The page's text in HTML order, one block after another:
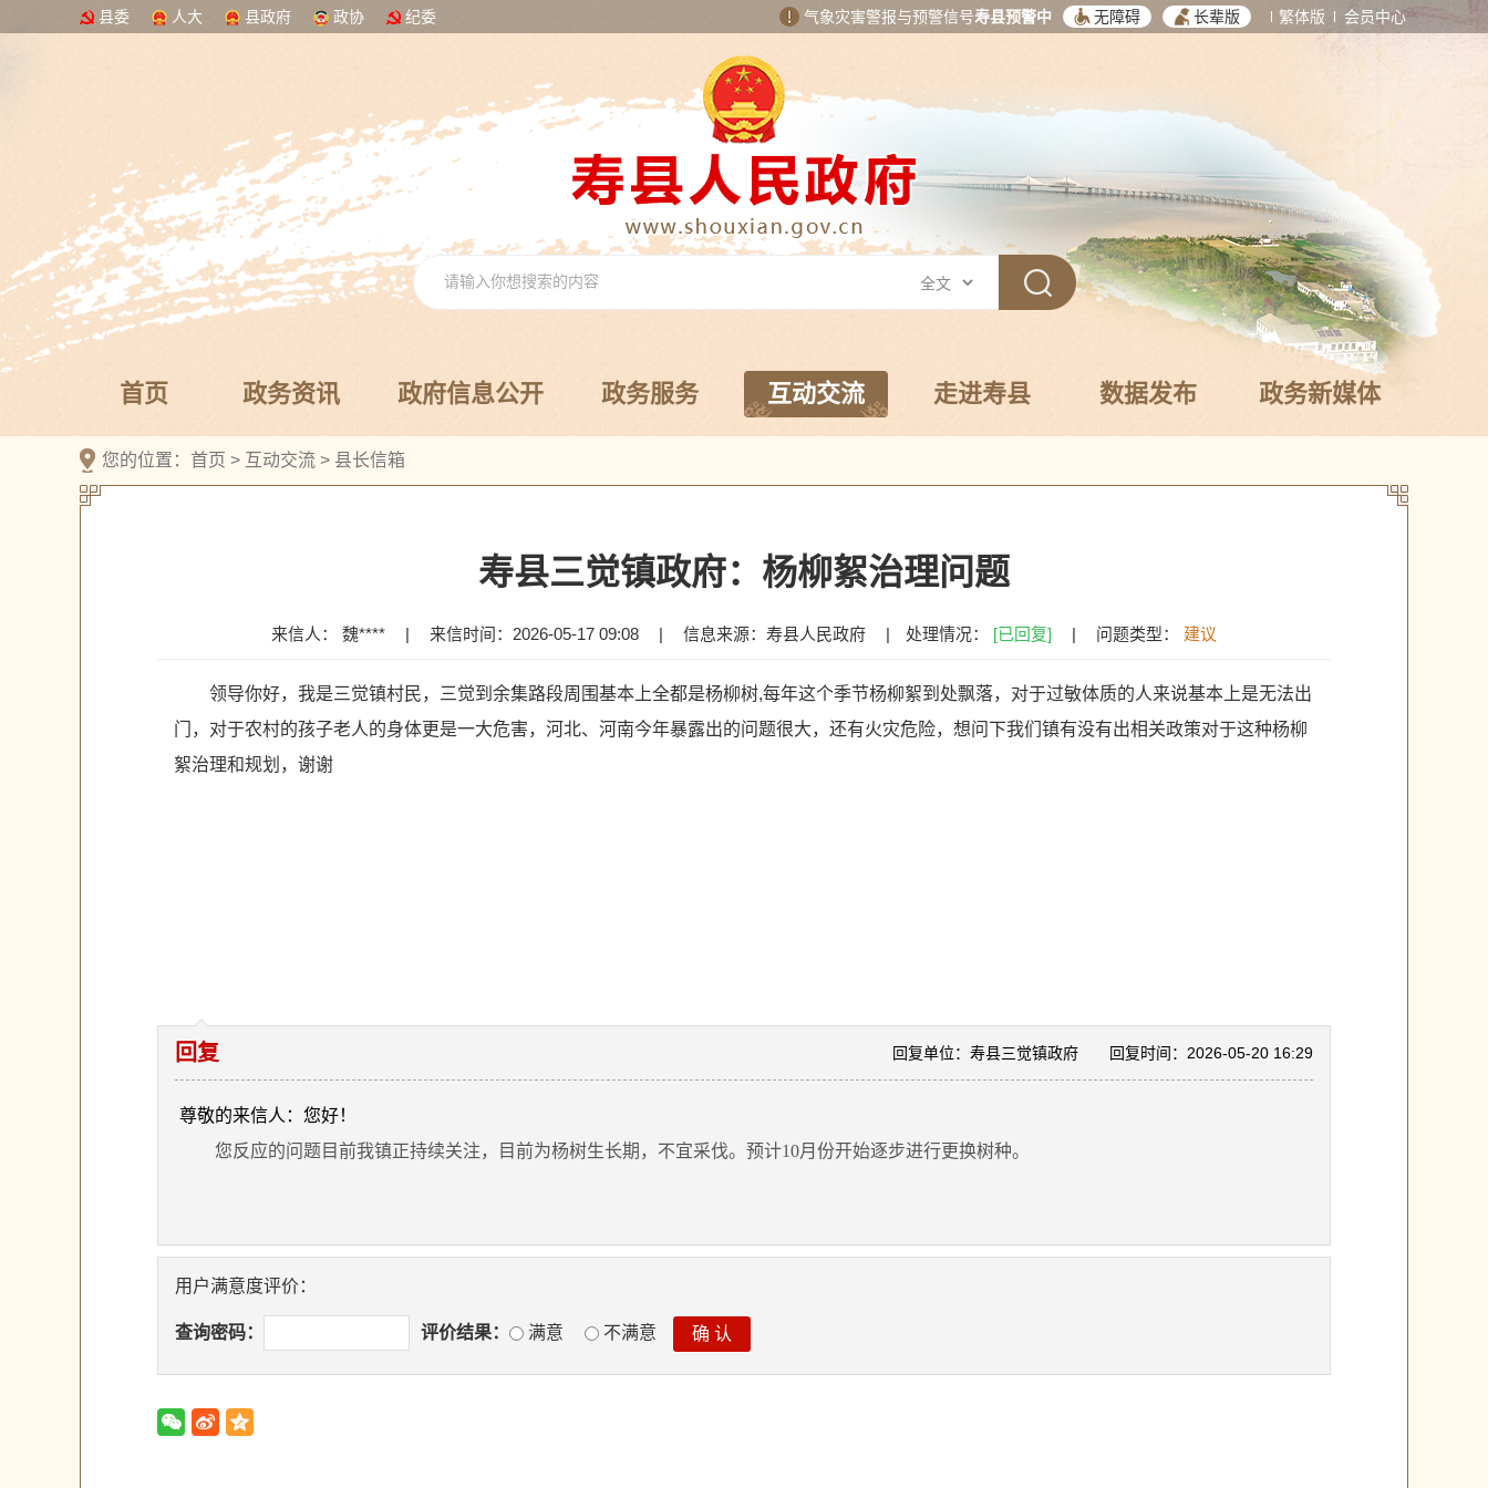
县委 人大 县政府 政协 纪委 气象灾害警报与预警信号寿县预警中 无障碍 长辈版 繁体版 会员中心
首页 政务资讯 政府信息公开 政务服务 互动交流 走进寿县 数据发布 政务新媒体
您的位置： 首页 > 互动交流 > 县长信箱
寿县三觉镇政府：杨柳絮治理问题
来信人： 魏**** | 来信时间：2026-05-17 09:08 | 信息来源：寿县人民政府 | 处理情况： [已回复] | 问题类型： 建议
领导你好，我是三觉镇村民，三觉到余集路段周围基本上全都是杨柳树,每年这个季节杨柳絮到处飘落，对于过敏体质的人来说基本上是无法出
门，对于农村的孩子老人的身体更是一大危害，河北、河南今年暴露出的问题很大，还有火灾危险，想问下我们镇有没有出相关政策对于这种杨柳
絮治理和规划，谢谢
回复时间：2026-05-20 16:29
回复单位：寿县三觉镇政府
回复
尊敬的来信人：您好！
您反应的问题目前我镇正持续关注，目前为杨树生长期，不宜采伐。预计10月份开始逐步进行更换树种。
用户满意度评价：
查询密码： 评价结果： 满意 不满意